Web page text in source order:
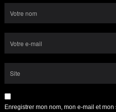
Enregistrer mon nom, mon e-mail et